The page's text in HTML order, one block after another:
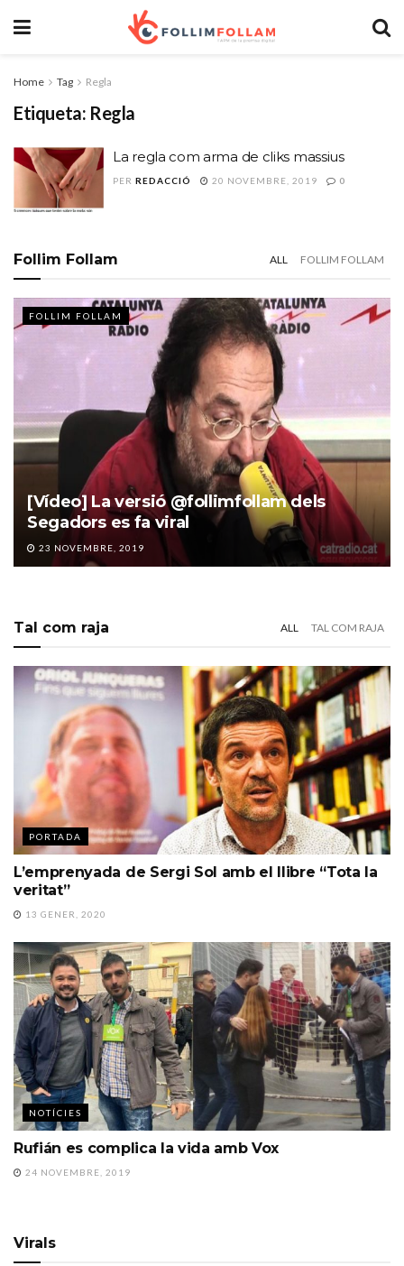
Home Tag Regla
Etiqueta: Regla
La regla com arma de cliks massius
PER REDACCIÓ 20 NOVEMBRE, 2019 0
Follim Follam ALL FOLLIM FOLLAM
FOLLIM FOLLAM
[Vídeo] La versió @follimfollam dels
Segadors es fa viral
23 NOVEMBRE, 2019
Tal com raja ALL TAL COM RAJA
PORTADA
L’emprenyada de Sergi Sol amb el llibre “Tota la
veritat”
13 GENER, 2020
NOTÍCIES
Rufián es complica la vida amb Vox
24 NOVEMBRE, 2019
Virals